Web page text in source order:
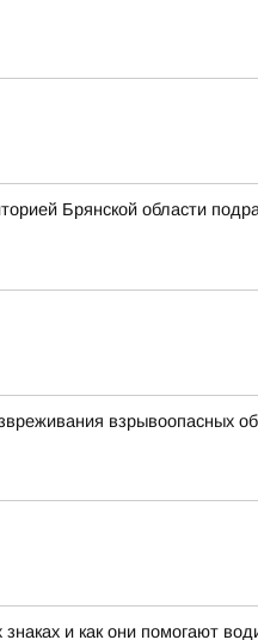
Брянской области
взрывоопасных
и как они помогают